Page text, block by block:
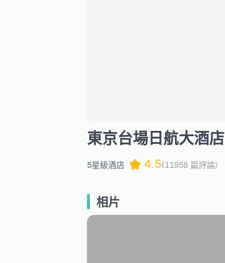
東京台場日航大酒店
5星級酒店 4.5(11958 篇評論)
相片